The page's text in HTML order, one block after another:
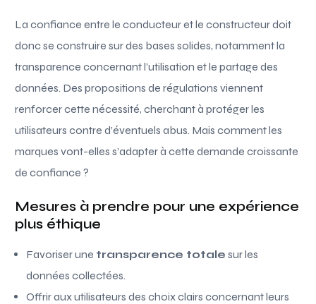
La confiance entre le conducteur et le constructeur doit
donc se construire sur des bases solides, notamment la
transparence concernant l’utilisation et le partage des
données. Des propositions de régulations viennent
renforcer cette nécessité, cherchant à protéger les
utilisateurs contre d’éventuels abus. Mais comment les
marques vont-elles s’adapter à cette demande croissante
de confiance ?
Mesures à prendre pour une expérience
plus éthique
Favoriser une transparence totale sur les
données collectées.
Offrir aux utilisateurs des choix clairs concernant leurs